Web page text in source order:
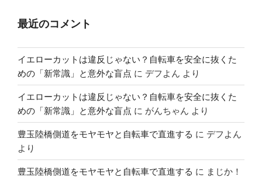
最近のコメント
イエローカットは違反じゃない？自転車を安全に抜くた
めの「新常識」と意外な盲点 に デフよん より
イエローカットは違反じゃない？自転車を安全に抜くた
めの「新常識」と意外な盲点 に がんちゃん より
豊玉陸橋側道をモヤモヤと自転車で直進する に デフよん
より
豊玉陸橋側道をモヤモヤと自転車で直進する に まじか！